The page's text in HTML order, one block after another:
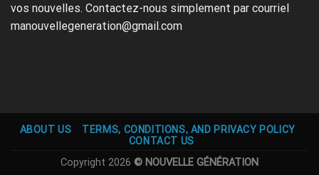
vos nouvelles. Contactez-nous simplement par courriel
manouvellegeneration@gmail.com
ABOUT US
TERMS, CONDITIONS, AND PRIVACY POLICY
CONTACT US
Copyright 2026 © NOUVELLE GÉNÉRATION